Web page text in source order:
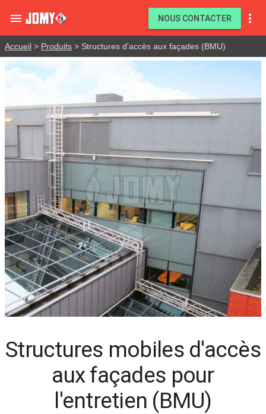
 NOUS CONTACTER 
Accueil > Produits > Structures d'accès aux façades (BMU)
Structures mobiles d'accès
aux façades pour
l'entretien (BMU)